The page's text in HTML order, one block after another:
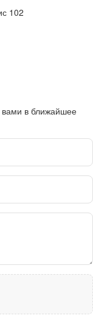
102
вами в ближайшее